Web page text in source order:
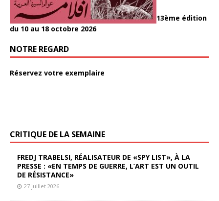
13ème édition
du 10 au 18 octobre 2026
NOTRE REGARD
Réservez votre exemplaire
CRITIQUE DE LA SEMAINE
FREDJ TRABELSI, RÉALISATEUR DE «SPY LIST», À LA
PRESSE : «EN TEMPS DE GUERRE, L’ART EST UN OUTIL
DE RÉSISTANCE»
27 juillet 2026